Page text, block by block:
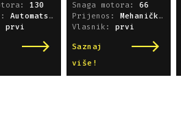
130
Automatski sekvencijski
prvi
Snaga motora: 66
Prijenos:
Mehanički mjenjač
Vlasnik: prvi
Saznaj
više!